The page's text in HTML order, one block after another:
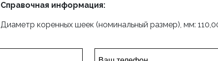
Справочная информация:
Диаметр коренных шеек (номинальный размер), мм: